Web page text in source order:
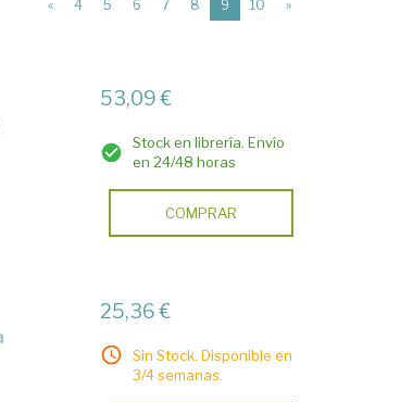
« 4 5 6 7 8 9 (current)
10 »
53,09 €
Stock en librería. Envío
en 24/48 horas
COMPRAR
25,36 €
Sin Stock. Disponible en
3/4 semanas.